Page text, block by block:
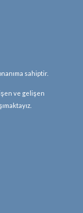
sahiptir.
ve gelişen